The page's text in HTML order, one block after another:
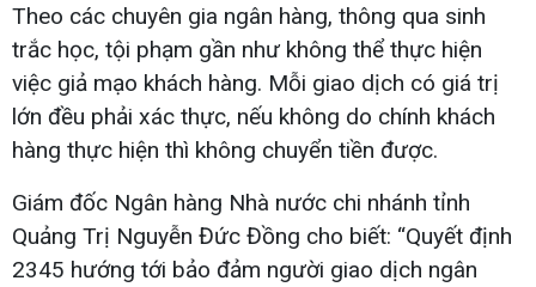
Theo các chuyên gia ngân hàng, thông qua sinh
trắc học, tội phạm gần như không thể thực hiện
việc giả mạo khách hàng. Mỗi giao dịch có giá trị
lớn đều phải xác thực, nếu không do chính khách
hàng thực hiện thì không chuyển tiền được.
Giám đốc Ngân hàng Nhà nước chi nhánh tỉnh
Quảng Trị Nguyễn Đức Đồng cho biết: “Quyết định
2345 hướng tới bảo đảm người giao dịch ngân